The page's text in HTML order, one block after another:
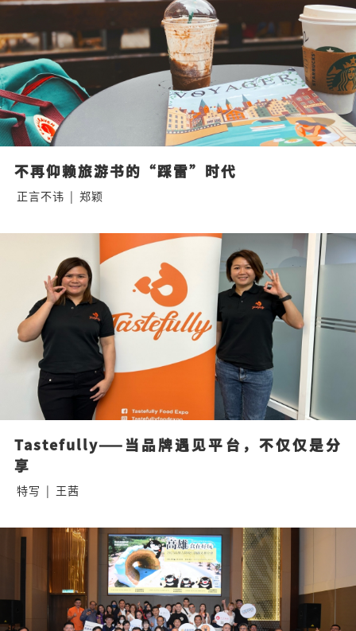
不再仰赖旅游书的“踩雷”时代
正言不讳 | 郑颖
Tastefully——当品牌遇见平台，不仅仅是分
享
特写 | 王茜